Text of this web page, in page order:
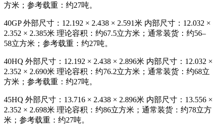
方米；参考载重：约27吨。
40GP 外部尺寸：12.192 × 2.438 × 2.591米 内部尺寸：12.032 ×
2.352 × 2.385米 理论容积：约67.5立方米；通常装货：约56–
58立方米；参考载重：约27吨。
40HQ 外部尺寸：12.192 × 2.438 × 2.896米 内部尺寸：12.032 ×
2.352 × 2.690米 理论容积：约76.2立方米；通常装货：约68立
方米；参考载重：约27吨。
45HQ 外部尺寸：13.716 × 2.438 × 2.896米 内部尺寸：13.556 ×
2.352 × 2.698米 理论容积：约86立方米；通常装货：约78立方
米；参考载重：约27吨。